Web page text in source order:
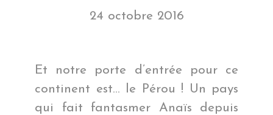
24 octobre 2016
Et notre porte d’entrée pour ce
continent est… le Pérou ! Un pays
qui fait fantasmer Anaïs depuis